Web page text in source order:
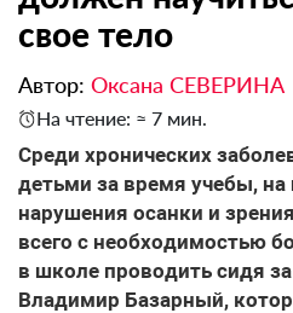
свое тело
Автор: Оксана СЕВЕРИНА
На чтение: ≈ 7 мин.
Среди хронических
детьми за время учебы,
нарушения осанки и
всего с необходимостью
в школе проводить сидя
Владимир Базарный,